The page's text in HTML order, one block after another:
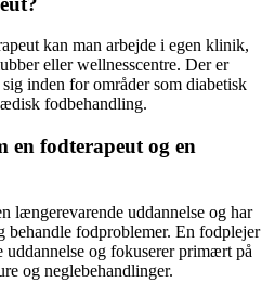
kan man arbejde i egen klinik,
eller wellnesscentre. Der er
inden for områder som diabetisk
fodbehandling.
en fodterapeut og en
længerevarende uddannelse og har
behandle fodproblemer. En fodplejer
uddannelse og fokuserer primært på
og neglebehandlinger.